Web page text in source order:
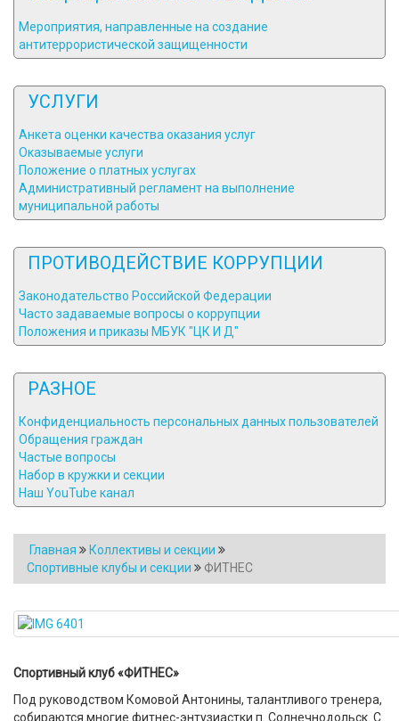
Мероприятия, направленные на создание
антитеррористической защищенности
УСЛУГИ
Анкета оценки качества оказания услуг
Оказываемые услуги
Положение о платных услугах
Административный регламент на выполнение
муниципальной работы
ПРОТИВОДЕЙСТВИЕ КОРРУПЦИИ
Законодательство Российской Федерации
Часто задаваемые вопросы о коррупции
Положения и приказы МБУК "ЦК И Д"
РАЗНОЕ
Конфиденциальность персональных данных пользователей
Обращения граждан
Частые вопросы
Набор в кружки и секции
Наш YouTube канал
Главная
Коллективы и секции
Спортивные клубы и секции
ФИТНЕС
Спортивный клуб «ФИТНЕС»
Под руководством Комовой Антонины, талантливого тренера,
собираются многие фитнес-энтузиастки п. Солнечнодольск. С